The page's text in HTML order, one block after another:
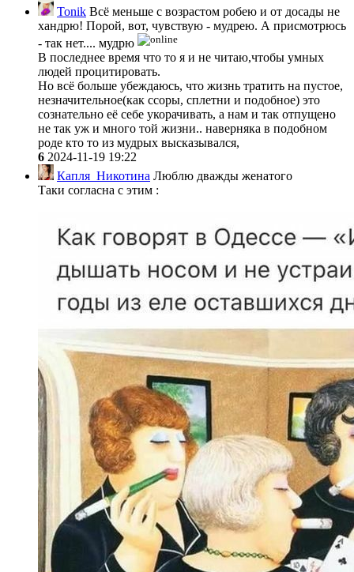
Tonik Всё меньше с возрастом робею и от досады не
хандрю! Порой, вот, чувствую - мудрею. А присмотрюсь
- так нет.... мудрю
В последнее время что то я и не читаю,чтобы умных
людей процитировать.
Но всё больше убеждаюсь, что жизнь тратить на пустое,
незначительное(как ссоры, сплетни и подобное) это
сознательно её себе укорачивать, а нам и так отпущено
не так уж и много той жизни.. наверняка в подобном
роде кто то из мудрых высказывался,
6 2024-11-19 19:22
Капля_Никотина Люблю дважды женатого
Таки согласна с этим :